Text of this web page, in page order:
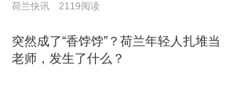
荷兰快讯 2119阅读
突然成了“香饽饽”？荷兰年轻人扎堆当
老师，发生了什么？